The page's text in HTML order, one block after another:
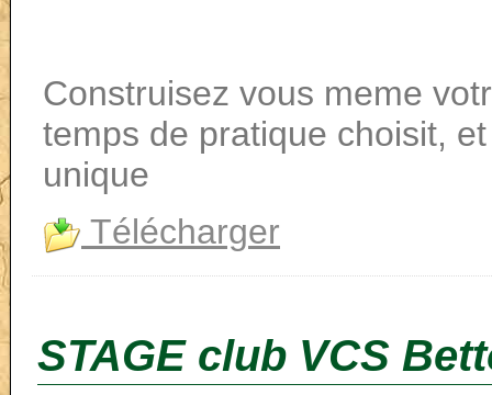
Construisez vous meme
temps de pratique choisit,
unique
Télécharger
STAGE club VCS